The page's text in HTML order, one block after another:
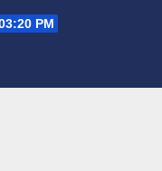
PM